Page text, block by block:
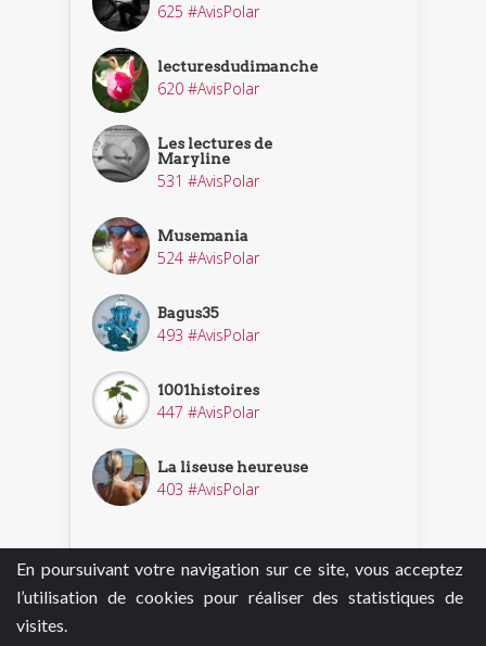
En poursuivant votre navigation sur ce site, vous acceptez
l’utilisation de cookies pour réaliser des statistiques de
visites.
625 #AvisPolar
lecturesdudimanche
620 #AvisPolar
Les lectures de
Maryline
531 #AvisPolar
Musemania
524 #AvisPolar
Bagus35
493 #AvisPolar
1001histoires
447 #AvisPolar
La liseuse heureuse
403 #AvisPolar
Découvrir nos enquêteurs